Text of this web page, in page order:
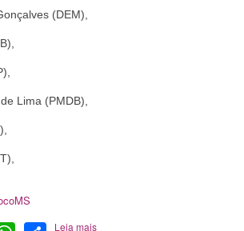
(DEM),
Lima (PMDB),
Leia mais